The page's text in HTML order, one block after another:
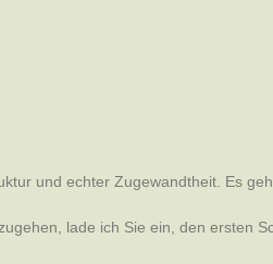
und echter Zugewandtheit. Es
lade ich Sie ein, den ersten